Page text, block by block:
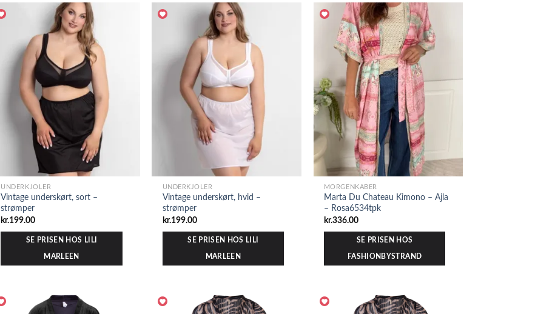
UNDERKJOLER
Vintage underskørt, sort –
strømper
kr.199.00
SE PRISEN HOS LILI
MARLEEN
UNDERKJOLER
Vintage underskørt, hvid –
strømper
kr.199.00
SE PRISEN HOS LILI
MARLEEN
MORGENKÅBER
Marta Du Chateau Kimono – Ajla
– Rosa6534tpk
kr.336.00
SE PRISEN HOS
FASHIONBYSTRAND